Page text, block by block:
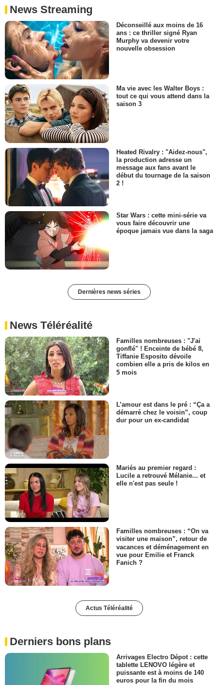
News Streaming
Déconseillé aux moins de 16
ans : ce thriller signé Ryan
Murphy va devenir votre
nouvelle obsession
Ma vie avec les Walter Boys :
tout ce qui vous attend dans la
saison 3
Heated Rivalry : "Aidez-nous",
la production adresse un
message aux fans avant le
début du tournage de la saison
2 !
Star Wars : cette mini-série va
vous faire découvrir une
époque jamais vue dans la saga
Dernières news séries
News Téléréalité
Familles nombreuses : "J'ai
gonflé" ! Enceinte de bébé 8,
Tiffanie Esposito dévoile
combien elle a pris de kilos en
5 mois
L’amour est dans le pré : “Ça a
démarré chez le voisin”, coup
dur pour un ex-candidat
Mariés au premier regard :
Lucile a retrouvé Mélanie... et
elle n'est pas seule !
Familles nombreuses : “On va
visiter une maison”, retour de
vacances et déménagement en
vue pour Emilie et Franck
Fanich ?
Actus Téléréalité
Derniers bons plans
Arrivages Electro Dépot : cette
tablette LENOVO légère et
puissante est à moins de 140
euros pour la fin du mois